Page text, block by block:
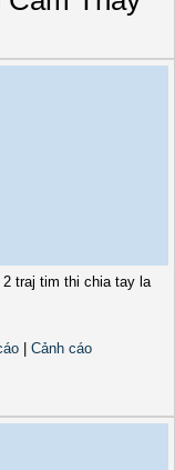
traj tim thi chia tay la
Cảnh cáo